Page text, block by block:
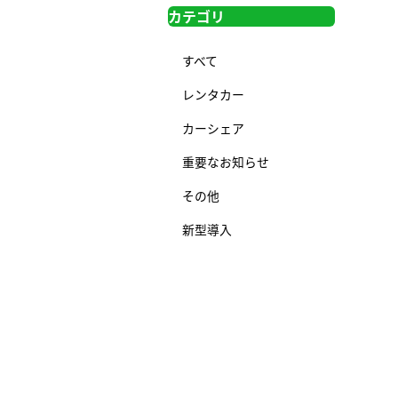
カテゴリ
すべて
レンタカー
カーシェア
重要なお知らせ
その他
新型導入